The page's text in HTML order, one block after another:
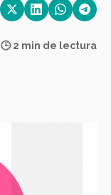
🕒 2 min de lectura